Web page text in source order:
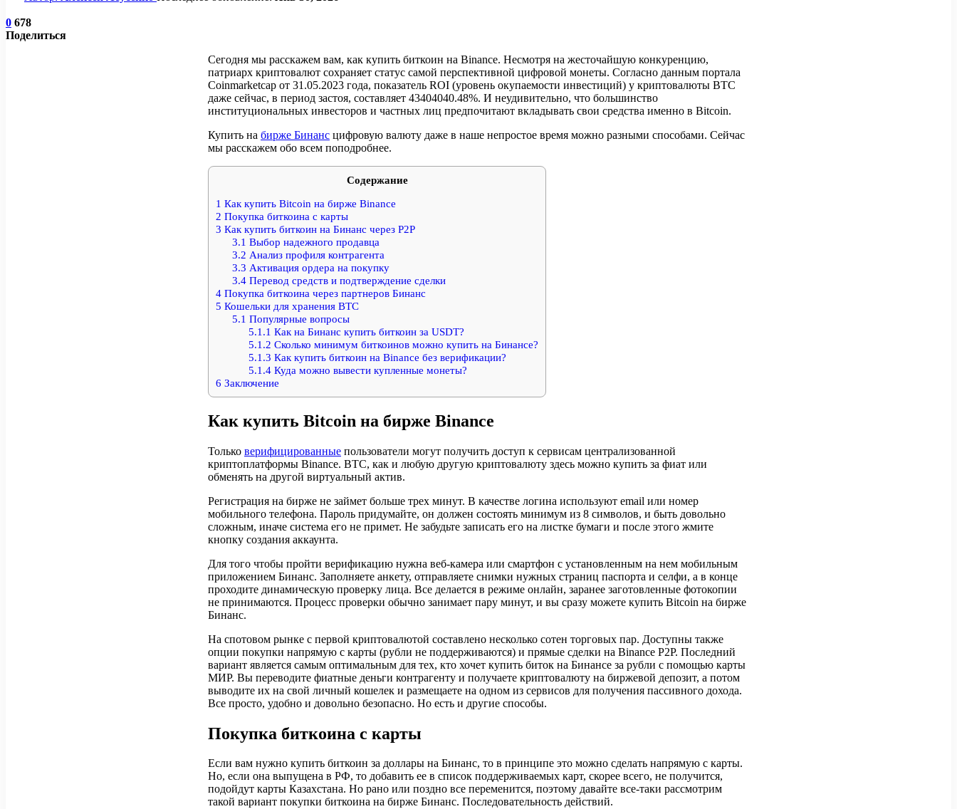
0 678
Поделиться
Сегодня мы расскажем вам, как купить биткоин на Binance. Несмотря на жесточайшую конкуренцию,
патриарх криптовалют сохраняет статус самой перспективной цифровой монеты. Согласно данным портала
Coinmarketcap от 31.05.2023 года, показатель ROI (уровень окупаемости инвестиций) у криптовалюты BTC
даже сейчас, в период застоя, составляет 43404040.48%. И неудивительно, что большинство
институциональных инвесторов и частных лиц предпочитают вкладывать свои средства именно в Bitcoin.
Купить на бирже Бинанс цифровую валюту даже в наше непростое время можно разными способами. Сейчас
мы расскажем обо всем поподробнее.
Содержание
1 Как купить Bitcoin на бирже Binance
2 Покупка биткоина с карты
3 Как купить биткоин на Бинанс через P2P
3.1 Выбор надежного продавца
3.2 Анализ профиля контрагента
3.3 Активация ордера на покупку
3.4Перевод средств и подтверждение сделки
4 Покупка биткоина через партнеров Бинанс
5 Кошельки для хранения BTC
5.1 Популярные вопросы
5.1.1 Как на Бинанс купить биткоин за USDT?
5.1.2 Сколько минимум биткоинов можно купить на Бинансе?
5.1.3 Как купить биткоин на Binance без верификации?
5.1.4Куда можно вывести купленные монеты?
6 Заключение
Как купить Bitcoin на бирже Binance
Только верифицированные пользователи могут получить доступ к сервисам централизованной
криптоплатформы Binance. BTC, как и любую другую криптовалюту здесь можно купить за фиат или
обменять на другой виртуальный актив.
Регистрация на бирже не займет больше трех минут. В качестве логина используют email или номер
мобильного телефона. Пароль придумайте, он должен состоять минимум из 8 символов, и быть довольно
сложным, иначе система его не примет. Не забудьте записать его на листке бумаги и после этого жмите
кнопку создания аккаунта.
Для того чтобы пройти верификацию нужна веб-камера или смартфон с установленным на нем мобильным
приложением Бинанс. Заполняете анкету, отправляете снимки нужных страниц паспорта и селфи, а в конце
проходите динамическую проверку лица. Все делается в режиме онлайн, заранее заготовленные фотокопии
не принимаются. Процесс проверки обычно занимает пару минут, и вы сразу можете купить Bitcoin на бирже
Бинанс.
На спотовом рынке с первой криптовалютой составлено несколько сотен торговых пар. Доступны также
опции покупки напрямую с карты (рубли не поддерживаются) и прямые сделки на Binance P2P. Последний
вариант является самым оптимальным для тех, кто хочет купить биток на Бинансе за рубли с помощью карты
МИР. Вы переводите фиатные деньги контрагенту и получаете криптовалюту на биржевой депозит, а потом
выводите их на свой личный кошелек и размещаете на одном из сервисов для получения пассивного дохода.
Все просто, удобно и довольно безопасно. Но есть и другие способы.
Покупка биткоина с карты
Если вам нужно купить биткоин за доллары на Бинанс, то в принципе это можно сделать напрямую с карты.
Но, если она выпущена в РФ, то добавить ее в список поддерживаемых карт, скорее всего, не получится,
подойдут карты Казахстана. Но рано или поздно все переменится, поэтому давайте все-таки рассмотрим
такой вариант покупки биткоина на бирже Бинанс. Последовательность действий.